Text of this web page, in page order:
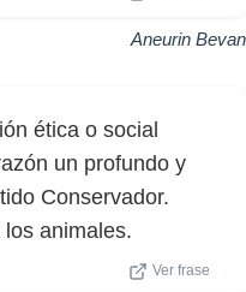
Aneurin Bevan
ética o social
un profundo y
Conservador.
los animales.
Ver frase